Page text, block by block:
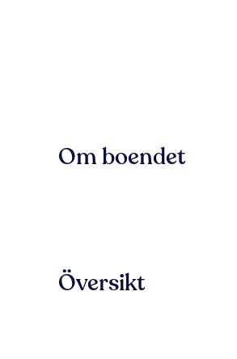
Om boendet
Översikt